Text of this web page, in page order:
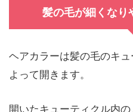
髪の毛が細くなり
ヘアカラーは髪の毛のキ
よって開きます。
開いたキューティクル内